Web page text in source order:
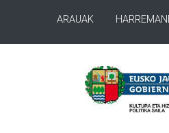
ARAUAK